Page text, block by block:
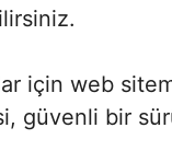
için web
güvenli bir